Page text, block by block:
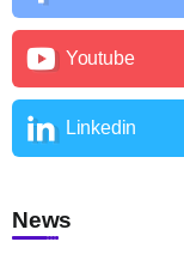
Youtube
Linkedin
News